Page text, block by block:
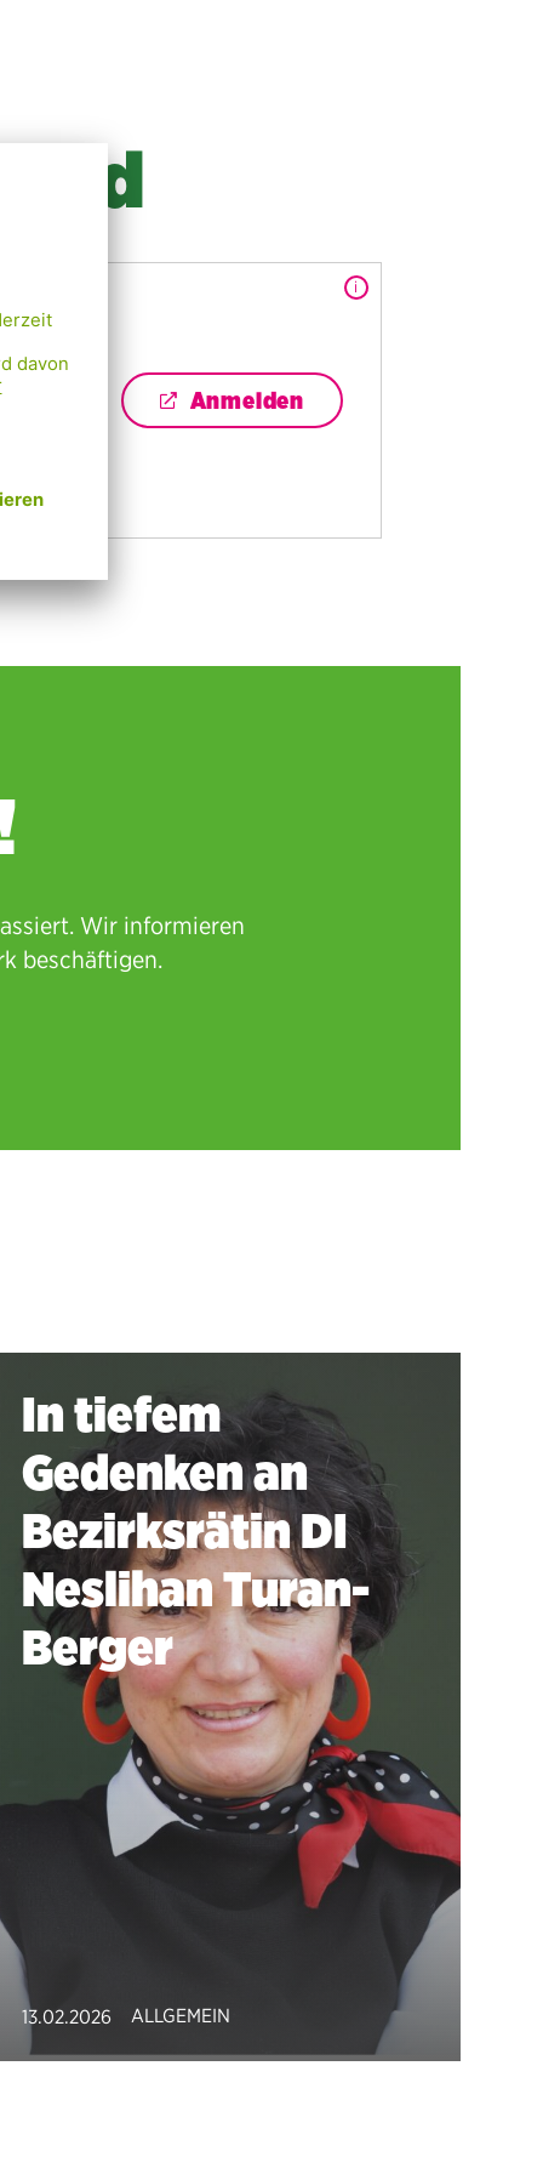
Anmelden
Zusatzinformation
Wir informieren
beschäftigen.
In tiefem
Gedenken an
Bezirksrätin DI
Neslihan Turan-
Berger
13.02.2026 ALLGEMEIN